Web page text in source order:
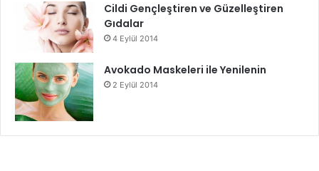
Cildi Gençleştiren ve Güzelleştiren
Gıdalar
4 Eylül 2014
Avokado Maskeleri ile Yenilenin
2 Eylül 2014